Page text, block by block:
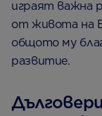
играят важна
от живота на
общото му
развитие.